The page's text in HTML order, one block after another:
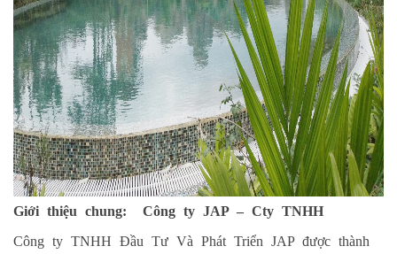
Giới thiệu chung: Công ty JAP – Cty TNHH
Công ty TNHH Đầu Tư Và Phát Triển JAP được thành